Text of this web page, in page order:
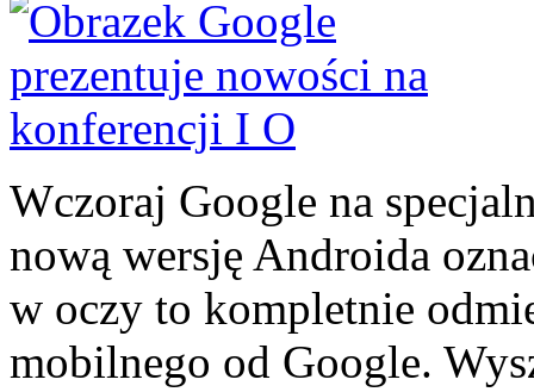
Wczoraj Google na
nową wersję Androida
w oczy to kompletnie
mobilnego od Google.